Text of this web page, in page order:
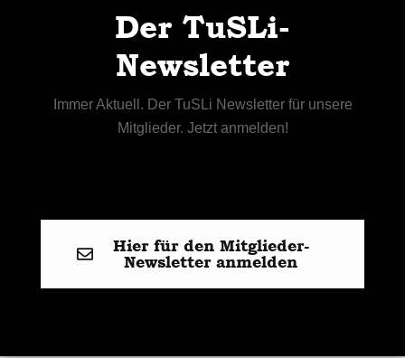
Der TuSLi-
Newsletter
Immer Aktuell. Der TuSLi Newsletter für unsere
Mitglieder. Jetzt anmelden!
Hier für den Mitglieder-
Newsletter anmelden